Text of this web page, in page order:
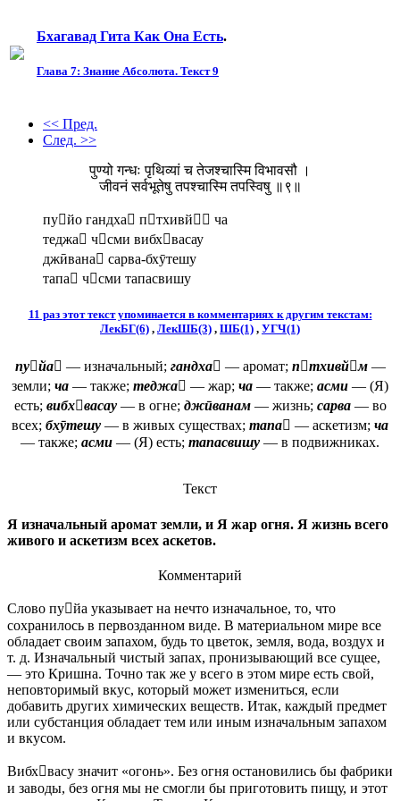
Бхагавад Гита Как Она Есть.
Глава 7: Знание Aбсолюта. Текст 9
<< Пред.
След. >>
पुण्यो गन्धः पृथिव्यां च तेजश्चास्मि विभावसौ ।
जीवनं सर्वभूतेषु तपश्चास्मि तपस्विषु ॥९॥
пуйо гандха птхивй ча
теджа чсми вибхвасау
джӣвана сарва-бхӯтешу
тапа чсми тапасвишу
11 раз этот текст упоминается в комментариях к другим текстам:
ЛекБГ(6) , ЛекШБ(3) , ШБ(1) , УГЧ(1)
пуйа — изначальный; гандха — аромат; птхивйм—
земли; ча — также; теджа — жар; ча — также; асми — (Я)
есть; вибхвасау— в огне; джӣванам— жизнь; сарва— во
всех; бхӯтешу — в живых существах; тапа — аскетизм; ча
— также; асми — (Я) есть; тапасвишу — в подвижниках.
Текст
Я изначальный аромат земли, и Я жар огня. Я жизнь всего
живого и аскетизм всех аскетов.
Комментарий
Слово пуйа указывает на нечто изначальное, то, что
сохранилось в первозданном виде. В материальном мире все
обладает своим запахом, будь то цветок, земля, вода, воздух и
т. д. Изначальный чистый запах, пронизывающий все сущее,
— это Кришна. Точно так же у всего в этом мире есть свой,
неповторимый вкус, который может измениться, если
добавить других химических веществ. Итак, каждый предмет
или субстанция обладает тем или иным изначальным запахом
и вкусом.
Вибхвасу значит «огонь». Без огня остановились бы фабрики
и заводы, без огня мы не смогли бы приготовить пищу, и этот